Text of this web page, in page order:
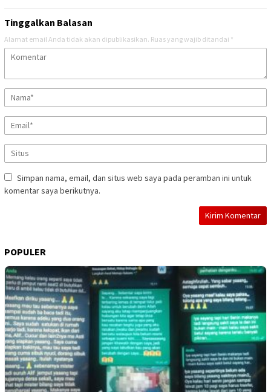
Tinggalkan Balasan
Alamat email Anda tidak akan dipublikasikan. Ruas yang wajib ditandai *
Simpan nama, email, dan situs web saya pada peramban ini untuk
komentar saya berikutnya.
POPULER